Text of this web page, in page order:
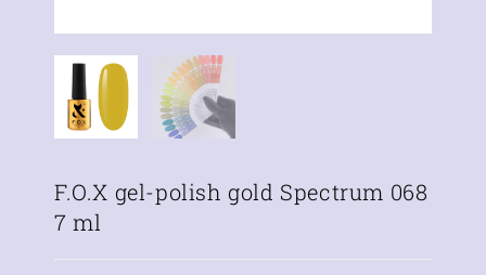
F.O.X gel-polish gold Spectrum 068
7 ml